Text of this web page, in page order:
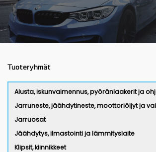
Tuoteryhmät
Alusta, iskunvaimennus, pyöränlaakerit ja
Jarruneste, jäähdytineste, moottoriöljyt ja
Jarruosat
Jäähdytys, ilmastointi ja lämmityslaite
Klipsit, kiinnikkeet